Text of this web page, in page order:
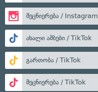
მეცნიერება / Instagram
ახალი ამბები / TikTok
გართობა / TikTok
მეცნიერება / TikTok